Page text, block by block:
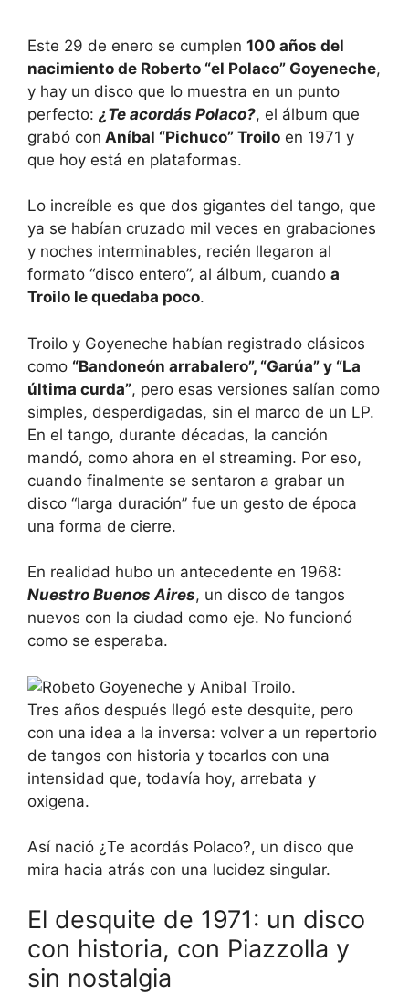
Este 29 de enero se cumplen 100 años del
nacimiento de Roberto “el Polaco” Goyeneche,
y hay un disco que lo muestra en un punto
perfecto: ¿Te acordás Polaco?, el álbum que
grabó con Aníbal “Pichuco” Troilo en 1971 y
que hoy está en plataformas.
Lo increíble es que dos gigantes del tango, que
ya se habían cruzado mil veces en grabaciones
y noches interminables, recién llegaron al
formato “disco entero”, al álbum, cuando a
Troilo le quedaba poco.
Troilo y Goyeneche habían registrado clásicos
como “Bandoneón arrabalero”, “Garúa” y “La
última curda”, pero esas versiones salían como
simples, desperdigadas, sin el marco de un LP.
En el tango, durante décadas, la canción
mandó, como ahora en el streaming. Por eso,
cuando finalmente se sentaron a grabar un
disco “larga duración” fue un gesto de época
una forma de cierre.
En realidad hubo un antecedente en 1968:
Nuestro Buenos Aires, un disco de tangos
nuevos con la ciudad como eje. No funcionó
como se esperaba.
Tres años después llegó este desquite, pero
con una idea a la inversa: volver a un repertorio
de tangos con historia y tocarlos con una
intensidad que, todavía hoy, arrebata y
oxigena.
Así nació ¿Te acordás Polaco?, un disco que
mira hacia atrás con una lucidez singular.
El desquite de 1971: un disco
con historia, con Piazzolla y
sin nostalgia